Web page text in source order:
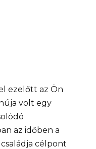
ezelőtt az Ön
volt egy
az időben a
célpont